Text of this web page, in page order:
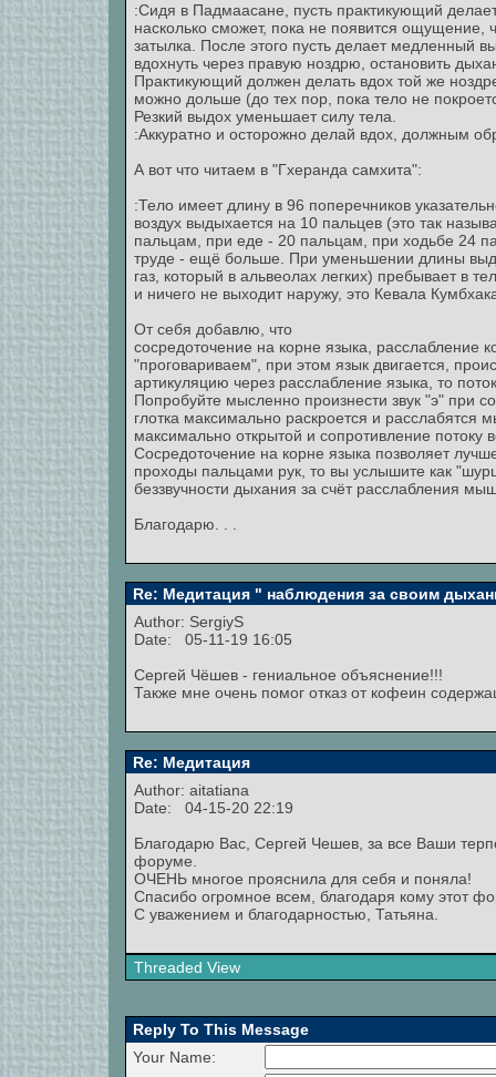
:Сидя в Падмаасане, пусть практикующий
насколько сможет, пока не появится ощущение,
затылка. После этого пусть делает медленный
вдохнуть через правую ноздрю, остановить
Практикующий должен делать вдох той же
можно дольше (до тех пор, пока тело не
Резкий выдох уменьшает силу тела.
:Аккуратно и осторожно делай вдох, должным
А вот что читаем в "Гхеранда самхита":
:Тело имеет длину в 96 поперечников
воздух выдыхается на 10 пальцев (это так
пальцам, при еде - 20 пальцам, при ходьбе 24
труде - ещё больше. При уменьшении длины
газ, который в альвеолах легких) пребывает в
и ничего не выходит наружу, это Кевала
От себя добавлю, что
сосредоточение на корне языка, расслабление
"проговариваем", при этом язык двигается,
артикуляцию через расслабление языка, то
Попробуйте мысленно произнести звук "э" при
глотка максимально раскроется и расслабятся
максимально открытой и сопротивление
Сосредоточение на корне языка позволяет
проходы пальцами рук, то вы услышите как
беззвучности дыхания за счёт расслабления
Благодарю. . .
Re: Медитация " наблюдения за своим
Author: SergiyS
Date: 05-11-19 16:05
Сергей Чёшев - гениальное объяснение!!!
Также мне очень помог отказ от кофеин
Re: Медитация
Author: aitatiana
Date: 04-15-20 22:19
Благодарю Вас, Сергей Чешев, за все Ваши
форуме.
ОЧЕНЬ многое прояснила для себя и поняла!
Спасибо огромное всем, благодаря кому этот
С уважением и благодарностью, Татьяна.
Threaded View
Reply To This Message
Your Name: